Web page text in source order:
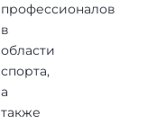
профессионалов
в
области
спорта,
а
также